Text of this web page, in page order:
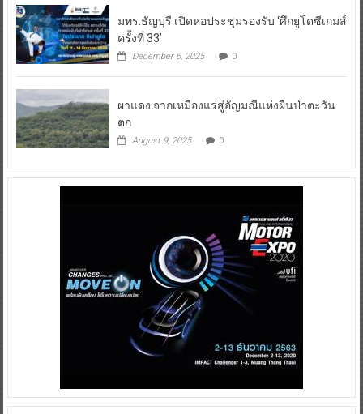
มทร.ธัญบุรี เปิดหอประชุมรองรับ ‘ศึกยูโดซีเกมส์
ครั้งที่ 33’
December 6, 2025 0
ผาแดง จากเหมืองแร่สู่อัญมณีแห่งผืนป่าตะวัน
ตก
August 9, 2025 0